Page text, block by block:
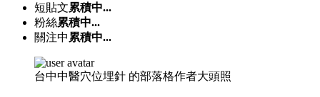
短貼文累積中...
粉絲累積中...
關注中 累積中...
台中中醫穴位埋針 的部落格作者大頭照